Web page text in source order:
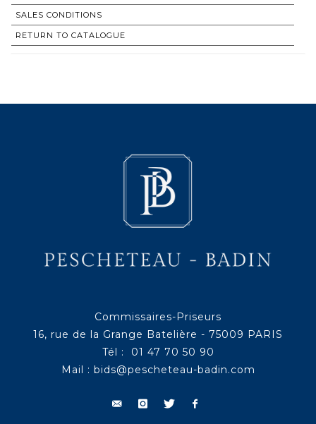
SALES CONDITIONS
RETURN TO CATALOGUE
Commissaires-Priseurs
16, rue de la Grange Batelière - 75009 PARIS
Tél : 01 47 70 50 90
Mail : bids@pescheteau-badin.com